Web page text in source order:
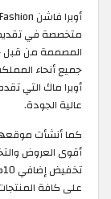
متخصصة في تقديم
المصممة من قبل
جميع أنحاء
أوبرا ماك التي
عالية الجودة.
أقوى العروض
تخفيض إضافي 10% باستخدام كود خصم اوبرا 2026
على كافة